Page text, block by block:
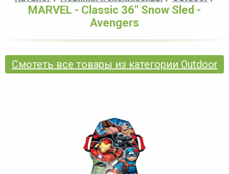
MARVEL - Classic 36" Snow Sled -
Avengers
Смотеть все товары из категории Outdoor